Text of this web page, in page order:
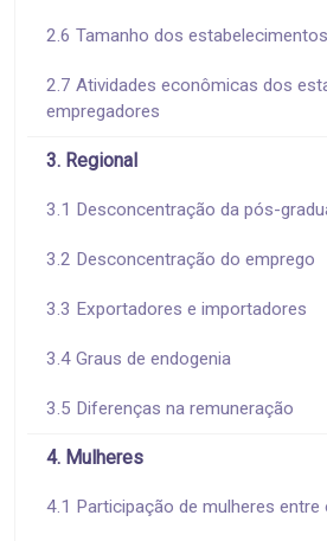
2.6 Tamanho dos
2.7 Atividades econômicas dos
empregadores
3. Regional
3.1 Desconcentração da pós-
3.2 Desconcentração do emprego
3.3 Exportadores e importadores
3.4 Graus de endogenia
3.5 Diferenças na remuneração
4. Mulheres
4.1 Participação de mulheres entre